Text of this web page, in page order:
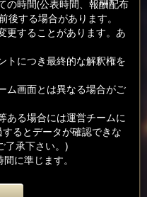
の時間(公表時間、報酬配布
する場合があります。
更することがあります。あ
トにつき最終的な解釈権を
ム画面とは異なる場合がご
る場合には運営チームに
るとデータが確認できな
了承下さい。)
に準じます。